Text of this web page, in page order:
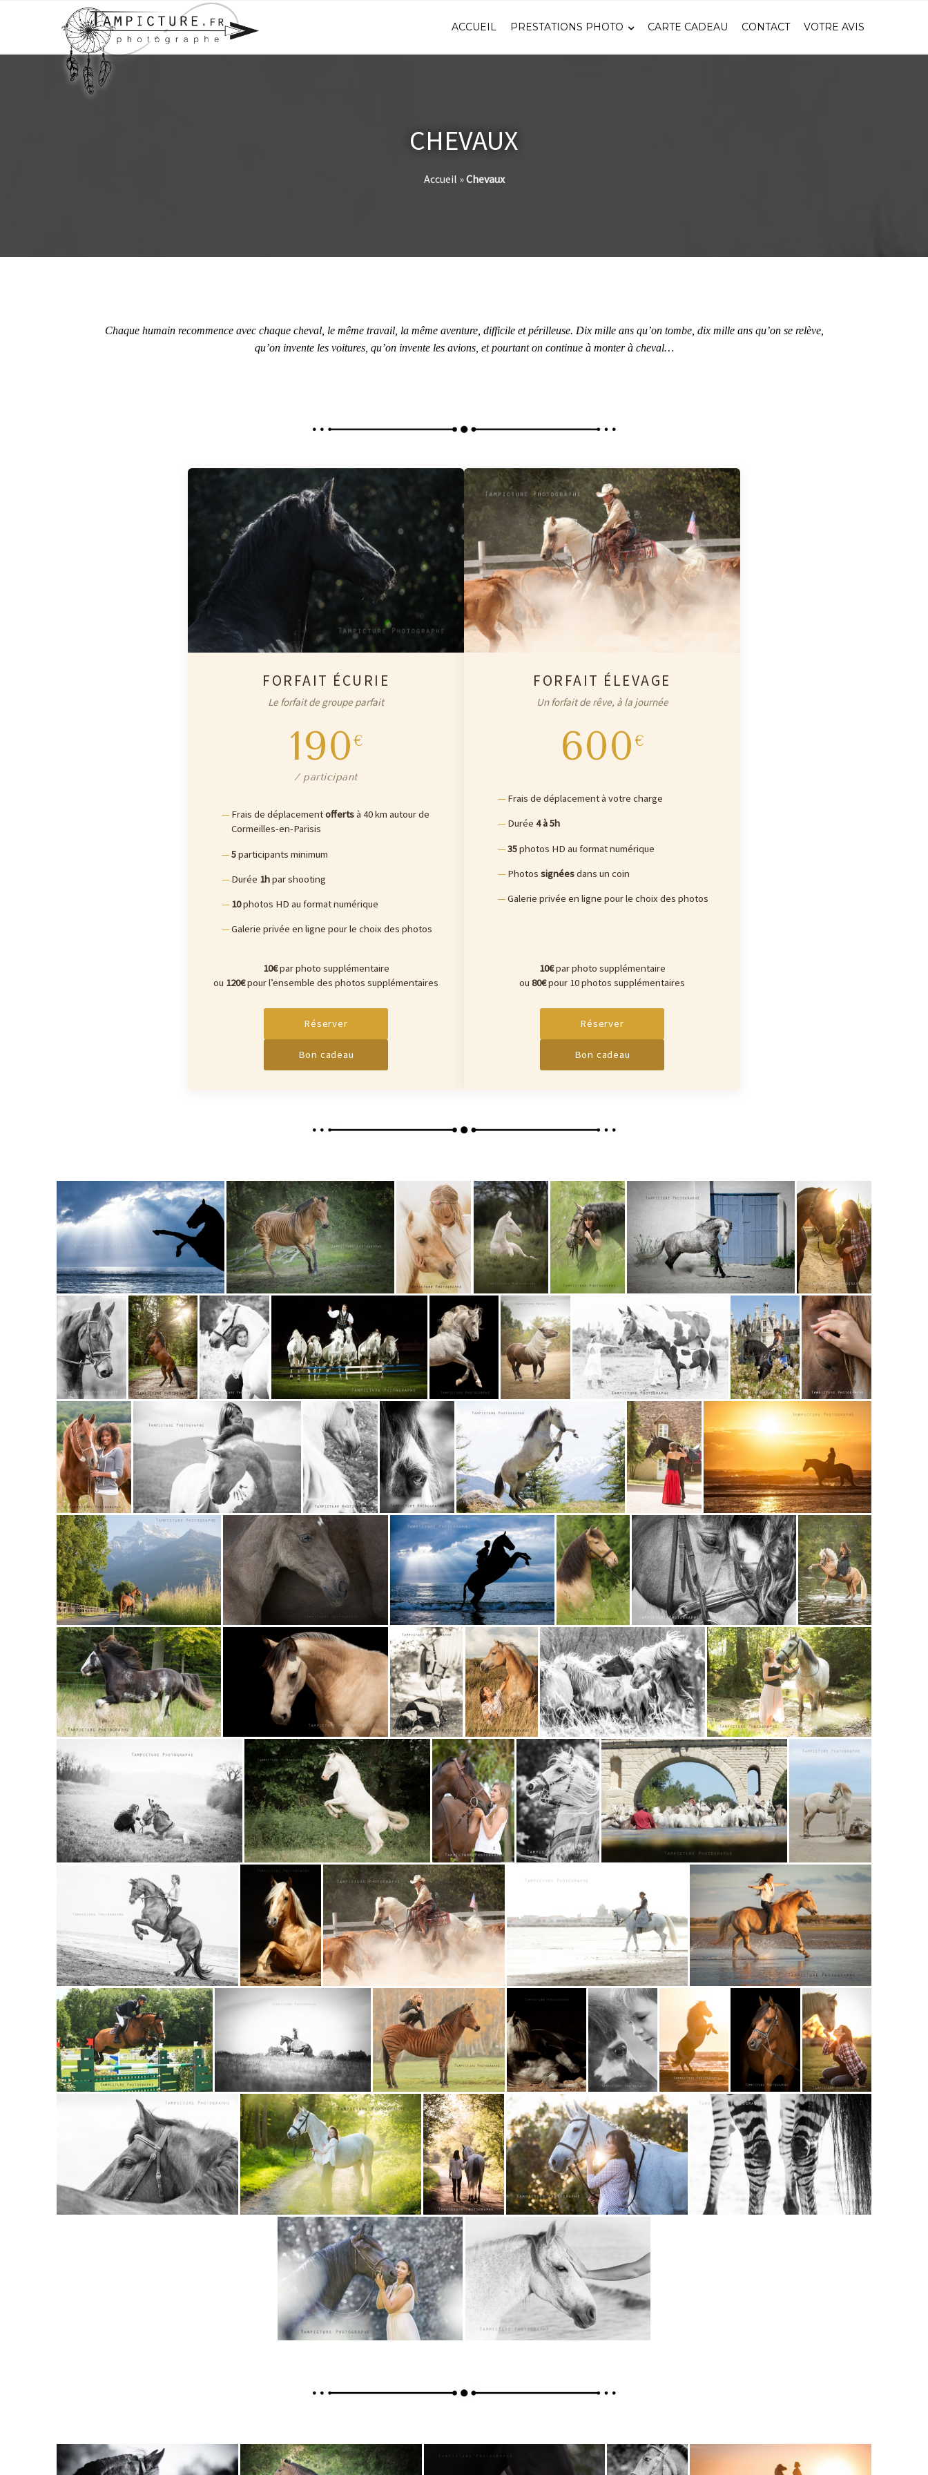
ACCUEIL PRESTATIONS PHOTO CARTE CADEAU CONTACT VOTRE AVIS
CHEVAUX
Accueil »Chevaux
Chaque humain recommence avec chaque cheval, le même travail, la même aventure, difficile et périlleuse. Dix mille ans qu’on tombe, dix mille ans qu’on se relève,
qu’on invente les voitures, qu’on invente les avions, et pourtant on continue à monter à cheval…
FORFAIT ÉCURIE
Le forfait de groupe parfait
190 €
/ participant
Frais de déplacementoffertsà 40 km autour de
Cormeilles-en-Parisis
5participants minimum
Durée 1hpar shooting
10photos HD au format numérique
Galerie privée en ligne pour le choix des photos
10€par photo supplémentaire
ou 120€pour l’ensemble des photos supplémentaires
Réserver
Bon cadeau
FORFAIT ÉLEVAGE
Un forfait de rêve, à la journée
600 €
Frais de déplacement à votre charge
Durée4 à 5h
35photos HD au format numérique
Photossignéesdans un coin
Galerie privée en ligne pour le choix des photos
10€par photo supplémentaire
ou 80€pour 10 photos supplémentaires
Réserver
Bon cadeau